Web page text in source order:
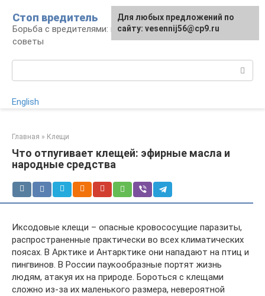
контенту
Стоп вредитель
Борьба с вредителями: правила, средства,
советы
English
Главная » Клещи
Что отпугивает клещей: эфирные масла и
народные средства
Иксодовые клещи – опасные кровососущие паразиты,
распространенные практически во всех климатических
поясах. В Арктике и Антарктике они нападают на птиц и
пингвинов. В России паукообразные портят жизнь
людям, атакуя их на природе. Бороться с клещами
сложно из-за их маленького размера, невероятной
Для любых предложений по
сайту: vesennij56@cp9.ru